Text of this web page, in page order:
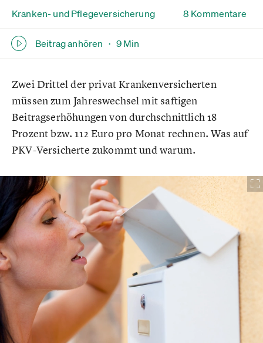
Kranken- und Pflegeversicherung
Beitrag anhören · 9 Min
8 Kommentare
Zwei Drittel der privat Krankenversicherten
müssen zum Jahreswechsel mit saftigen
Beitragserhöhungen von durchschnittlich 18
Prozent bzw. 112 Euro pro Monat rechnen. Was auf
PKV-Versicherte zukommt und warum.